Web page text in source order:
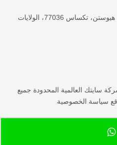
9999 Bellaire Blvd Ste 505، هيوستن، تكساس 77036، الولايات
سايتك العالمية المحدودة جميع
سياسة الخصوصية